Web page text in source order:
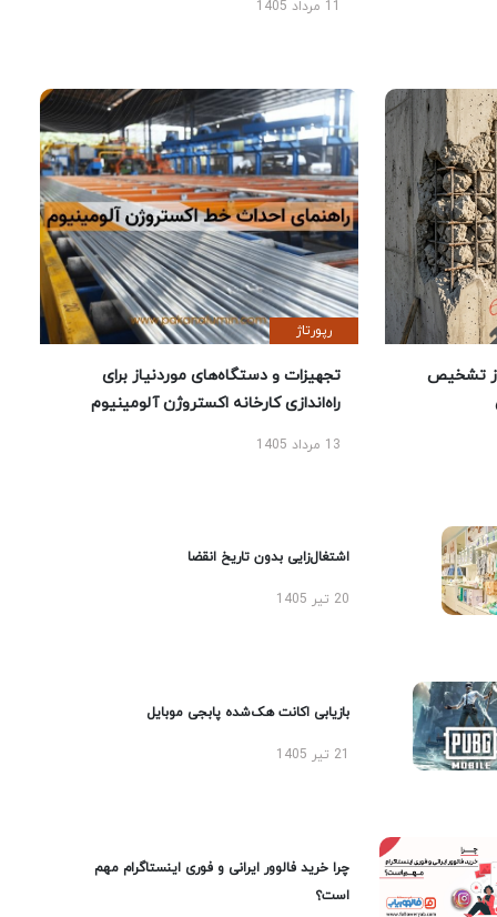
تشخیص
رپورتاژ
تجهیزات و دستگاه‌های موردنیاز برای
راه‌اندازی کارخانه اکستروژن آلومینیوم
13 مرداد 1405
اشتغال‌زایی بدون تاریخ انقضا
20 تیر 1405
بازیابی اکانت هک‌شده پابجی موبایل
چرا خرید فالوور ایرانی و فوری اینستاگرام مهم
است؟